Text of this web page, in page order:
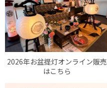
2026年お盆提灯オンライン販売
はこちら